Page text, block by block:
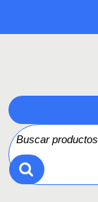
contenido
Buscar por: